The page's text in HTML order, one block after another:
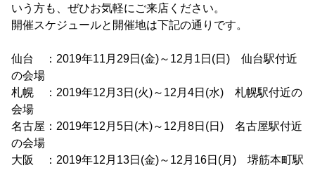
いう方も、ぜひお気軽にご来店ください。
開催スケジュールと開催地は下記の通りです。
仙台 ：2019年11月29日(金)～12月1日(日) 仙台駅付近
の会場
札幌 ：2019年12月3日(火)～12月4日(水) 札幌駅付近の
会場
名古屋：2019年12月5日(木)～12月8日(日) 名古屋駅付近
の会場
大阪 ：2019年12月13日(金)～12月16日(月) 堺筋本町駅